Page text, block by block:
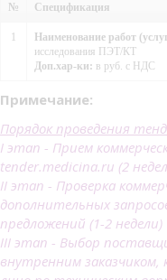
№ Спецификация
Наименование работ
исследования ПЭТ/КТ
Доп.хар-ки: в руб. с НДС
Примечание:
Порядок проведения
I этап - Прием
tender.medicina.ru (2
II этап - Проверка
дополнительных
предложений (1-2 недели)
III этап - Выбор
внутренним